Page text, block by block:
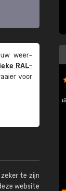
weer­
RAL-
voor
zeker te zijn
website